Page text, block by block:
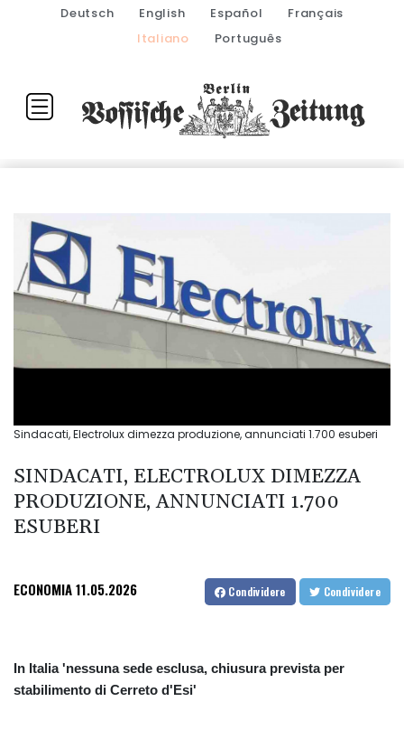
Deutsch English Español
Français
Italiano
Português
Sindacati, Electrolux dimezza produzione, annunciati 1.700 esuberi
SINDACATI, ELECTROLUX DIMEZZA
PRODUZIONE, ANNUNCIATI 1.700
ESUBERI
ECONOMIA11.05.2026 Condividere Condividere
In Italia 'nessuna sede esclusa, chiusura prevista per
stabilimento di Cerreto d'Esi'